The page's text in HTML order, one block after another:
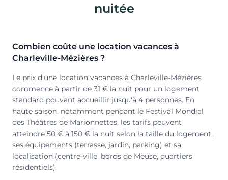
nuitée
Combien coûte une location vacances à
Charleville-Mézières ?
Le prix d'une location vacances à Charleville-Mézières
commence à partir de 31 € la nuit pour un logement
standard pouvant accueillir jusqu'à 4 personnes. En
haute saison, notamment pendant le Festival Mondial
des Théâtres de Marionnettes, les tarifs peuvent
atteindre 50 € à 150 € la nuit selon la taille du logement,
ses équipements (terrasse, jardin, parking) et sa
localisation (centre-ville, bords de Meuse, quartiers
résidentiels).